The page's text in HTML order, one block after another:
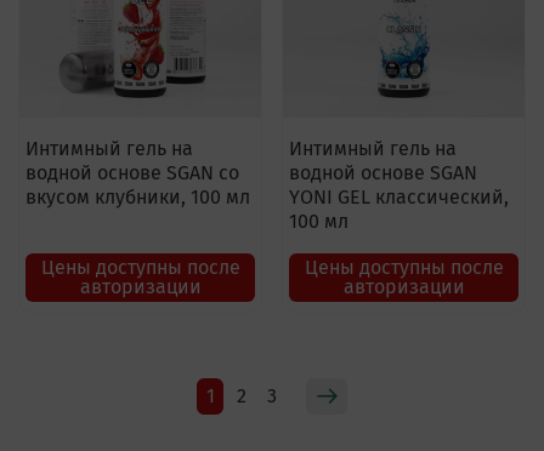
Интимный гель на
водной основе SGAN со
вкусом клубники, 100 мл
Цены доступны после
авторизации
Интимный гель на
водной основе SGAN
YONI GEL классический,
100 мл
Цены доступны после
авторизации
1 2 3